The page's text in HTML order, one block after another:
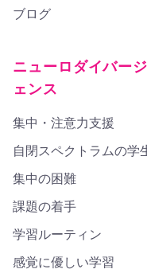
ブログ
ニューロダイバージ
ェンス
集中・注意力支援
自閉スペクトラムの学
集中の困難
課題の着手
学習ルーティン
感覚に優しい学習